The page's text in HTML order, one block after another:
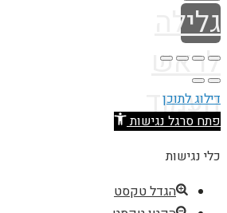
גלילה
לראש
העמוד
דילוג לתוכן
פתח סרגל נגישות
כלי נגישות
הגדל טקסט